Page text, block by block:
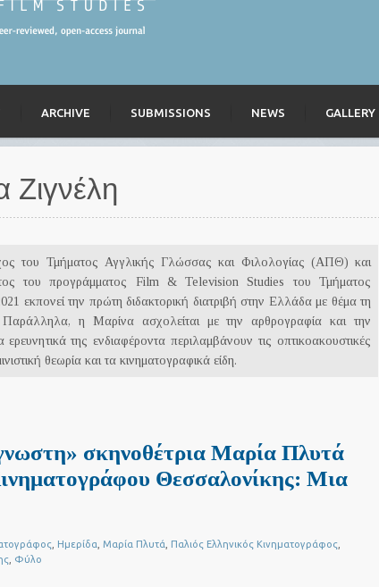
ARCHIVE SUBMISSIONS NEWS GALLERY
Ζιγνέλη
του Τμήματος Αγγλικής Γλώσσας και Φιλολογίας (ΑΠΘ) και
του προγράμματος Film & Television Studies του Τμήματος
εκπονεί την πρώτη διδακτορική διατριβή στην Ελλάδα με θέμα τη
η Μαρίνα ασχολείται με την αρθρογραφία και την
της ενδιαφέροντα περιλαμβάνουν τις οπτικοακουστικές
θεωρία και τα κινηματογραφικά είδη.
σκηνοθέτρια Μαρία Πλυτά
Θεσσαλονίκης: Μια
Ημερίδα Μαρία Πλυτά Παλιός Ελληνικός Κινηματογράφος
Φύλο